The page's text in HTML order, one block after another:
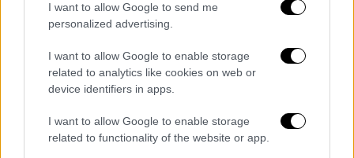
I want to allow Google to send me
personalized advertising.
I want to allow Google to enable storage
related to analytics like cookies on web or
device identifiers in apps.
I want to allow Google to enable storage
related to functionality of the website or app.
Lifestyle|15.04.2020 14:25
Τζεφιρέλι για το Πάσχα με τον κορονοϊό